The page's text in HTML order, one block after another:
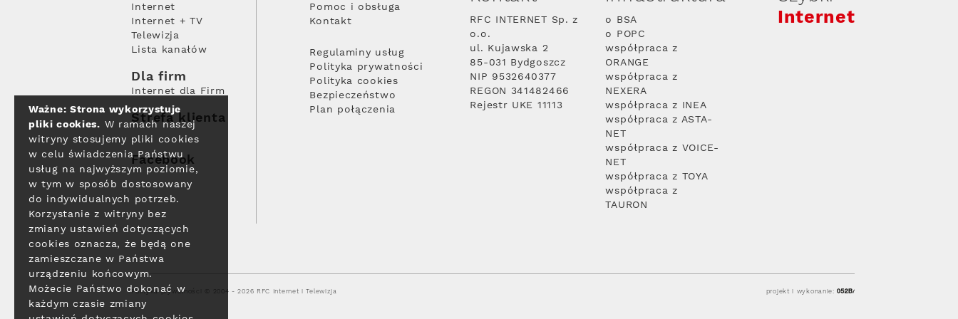
Internet
Internet + TV
Telewizja
Lista kanałów
Dla firm
Internet dla Firm
Strefa klienta
Facebook
Pomoc i obsługa
Kontakt
Regulaminy usług
Polityka prywatności
Polityka cookies
Bezpieczeństwo
Plan połączenia
RFC INTERNET Sp. z
o.o.
ul. Kujawska 2
85-031 Bydgoszcz
NIP 9532640377
REGON 341482466
Rejestr UKE 11113
o BSA
o POPC
współpraca z
ORANGE
współpraca z
NEXERA
współpraca z INEA
współpraca z ASTA-
NET
współpraca z VOICE-
NET
współpraca z TOYA
współpraca z
TAURON
Internet
Polityka prywatności © 2004 - 2026 RFC Internet i Telewizja projekt i wykonanie:
Ważne: Strona wykorzystuje
pliki cookies. W ramach naszej
witryny stosujemy pliki cookies
w celu świadczenia Państwu
usług na najwyższym poziomie,
w tym w sposób dostosowany
do indywidualnych potrzeb.
Korzystanie z witryny bez
zmiany ustawień dotyczących
cookies oznacza, że będą one
zamieszczane w Państwa
urządzeniu końcowym.
Możecie Państwo dokonać w
każdym czasie zmiany